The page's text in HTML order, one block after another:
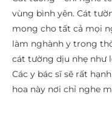
vùng bình yên. Cát
mong cho tất cả mọi
làm nghành y trong
cát tường dịu nhẹ như
Các y bác sĩ sẽ rất
hoa này nơi chỉ nghe